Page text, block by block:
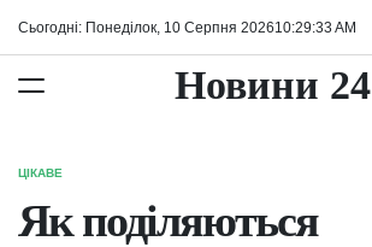
Сьогодні: Понеділок, 10 Серпня 202610:29:34 AM
Новини 24
ОПУБЛІКУВАТИ
ЦІКАВЕ
Як поділяються